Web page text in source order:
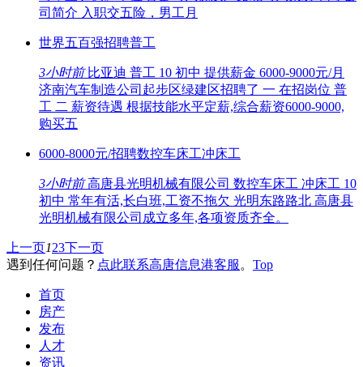
司简介 入职交五险，男工月
世界五百强招聘普工
3小时前比亚迪 普工 10 初中 提供薪金 6000-9000元/月
济南汽车制造公司起步区绿建区招聘了 一 在招岗位 普
工 二 薪资待遇 根据技能水平定薪,综合薪资6000-9000,
购买五
6000-8000元/招聘数控车床工冲床工
3小时前高唐县光明机械有限公司 数控车床工 冲床工 10
初中 常年有活,长白班,工资不拖欠 光明东路路北 高唐县
光明机械有限公司成立多年,各项资质齐全。
上一页123下一页
遇到任何问题？ 点此联系高唐信息港客服 。 Top
首页
房产
发布
人才
资讯